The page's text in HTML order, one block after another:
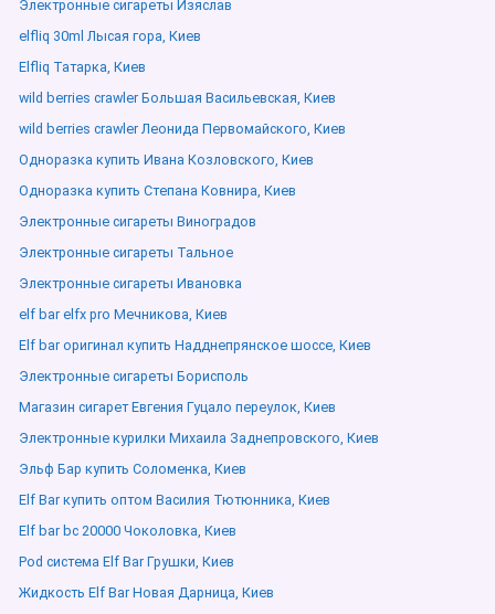
Электронные сигареты Изяслав
elfliq 30ml Лысая гора, Киев
Elfliq Татарка, Киев
wild berries crawler Большая Васильевская, Киев
wild berries crawler Леонида Первомайского, Киев
Одноразка купить Ивана Козловского, Киев
Одноразка купить Степана Ковнира, Киев
Электронные сигареты Виноградов
Электронные сигареты Тальное
Электронные сигареты Ивановка
elf bar elfx pro Мечникова, Киев
Elf bar оригинал купить Надднепрянское шоссе, Киев
Электронные сигареты Борисполь
Магазин сигарет Евгения Гуцало переулок, Киев
Электронные курилки Михаила Заднепровского, Киев
Эльф Бар купить Соломенка, Киев
Elf Bar купить оптом Василия Тютюнника, Киев
Elf bar bc 20000 Чоколовка, Киев
Pod система Elf Bar Грушки, Киев
Жидкость Elf Bar Новая Дарница, Киев